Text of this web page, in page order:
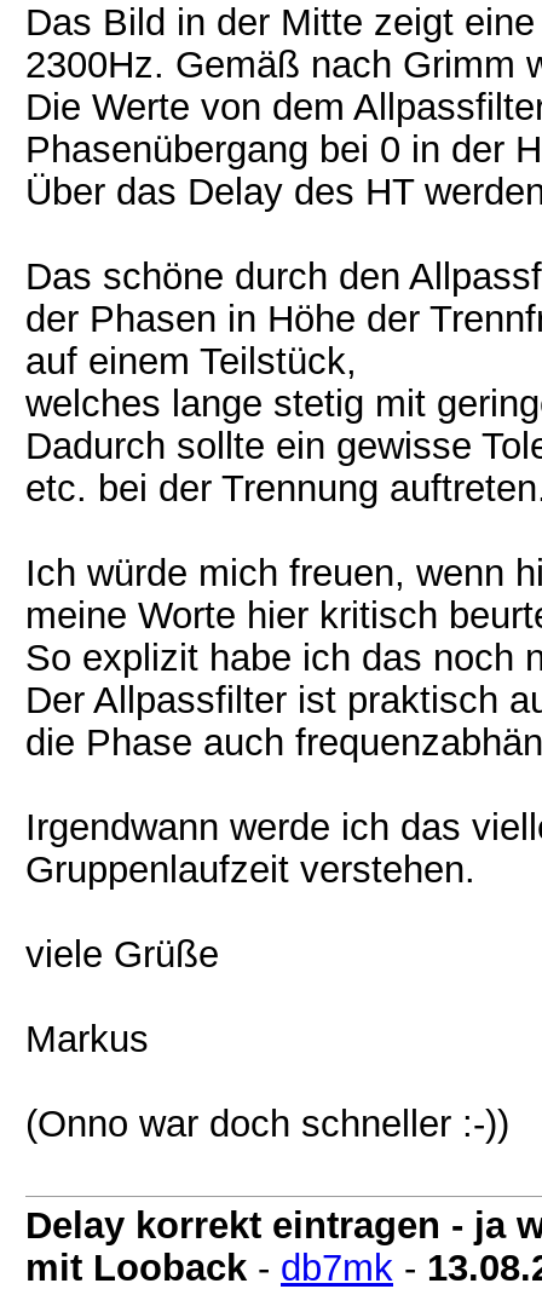
Das Bild in der Mitte zeigt
2300Hz. Gemäß nach Grimm
Die Werte von dem
Phasenübergang bei 0 in der
Über das Delay des HT
Das schöne durch den
der Phasen in Höhe der
auf einem Teilstück,
welches lange stetig mit
Dadurch sollte ein gewisse
etc. bei der Trennung
Ich würde mich freuen, wenn
meine Worte hier kritisch
So explizit habe ich das noch
Der Allpassfilter ist praktisch
die Phase auch
Irgendwann werde ich das
Gruppenlaufzeit verstehen.
viele Grüße
Markus
(Onno war doch schneller :-))
Delay korrekt eintragen - ja
mit Looback - db7mk -